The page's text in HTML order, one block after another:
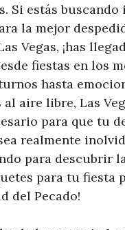
Si estás buscando
la mejor
Vegas, ¡has
fiestas en los
hasta
aire libre, Las
para que tu
realmente
para descubrir
para tu fiesta
del Pecado!